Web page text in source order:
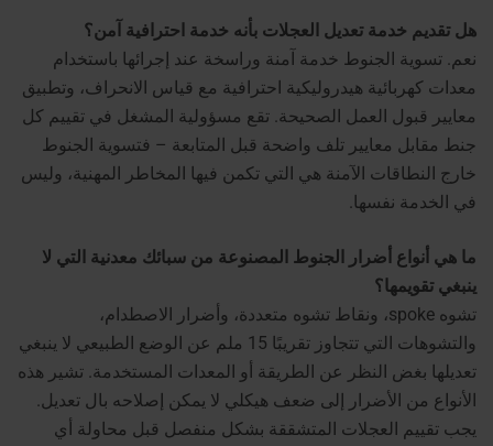
هل تقديم خدمة تعديل العجلات بأنه خدمة احترافية آمن؟
نعم. تسوية الجنوط خدمة آمنة وراسخة عند إجرائها باستخدام
معدات كهربائية هيدروليكية احترافية مع قياس الانحراف، وتطبيق
معايير قبول العمل الصحيحة. تقع مسؤولية المشغل في تقييم كل
جنط مقابل معايير تلف واضحة قبل المتابعة – فتسوية الجنوط
خارج النطاقات الآمنة هي التي تكمن فيها المخاطر المهنية، وليس
في الخدمة نفسها.
ما هي أنواع أضرار الجنوط المصنوعة من سبائك معدنية التي لا
ينبغي تقويمها؟
تشوه spoke، ونقاط تشوه متعددة، وأضرار الاصطدام،
والتشوهات التي تتجاوز تقريبًا 15 ملم عن الوضع الطبيعي لا ينبغي
تعديلها بغض النظر عن الطريقة أو المعدات المستخدمة. تشير هذه
الأنواع من الأضرار إلى ضعف هيكلي لا يمكن إصلاحه بال تعديل.
يجب تقييم العجلات المتشققة بشكل منفصل قبل محاولة أي